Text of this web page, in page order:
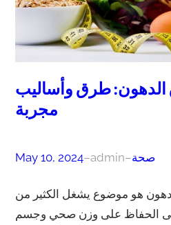
الدهون: طرق وأساليب
مجربة
May 10, 2024–admin–صحة
هو موضوع يشغل الكثير من
الحفاظ على وزن صحي وجسم